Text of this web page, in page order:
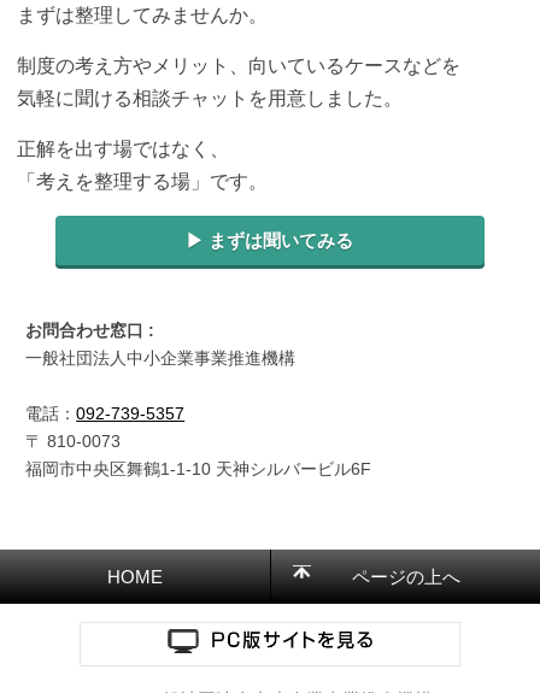
まずは整理してみませんか。
制度の考え方やメリット、向いているケースなどを
気軽に聞ける相談チャットを用意しました。
正解を出す場ではなく、
「考えを整理する場」です。
▶︎ まずは聞いてみる
お問合わせ窓口 :
一般社団法人中小企業事業推進機構
電話：092-739-5357
〒810-0073
福岡市中央区舞鶴1-1-10 天神シルバービル6F
HOME ページの上へ